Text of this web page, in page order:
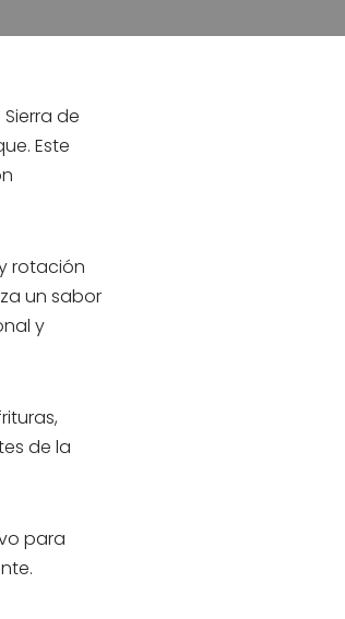
de
Este
rotación
un sabor
y
de la
para